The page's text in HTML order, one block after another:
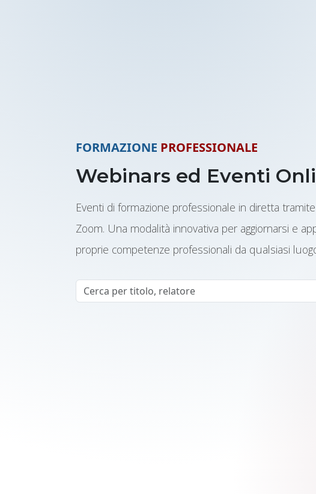
FORMAZIONE PROFESSIONALE
Webinars ed Eventi
Eventi di formazione professionale in diretta
Zoom. Una modalità innovativa per aggiornarsi e
proprie competenze professionali da qualsiasi